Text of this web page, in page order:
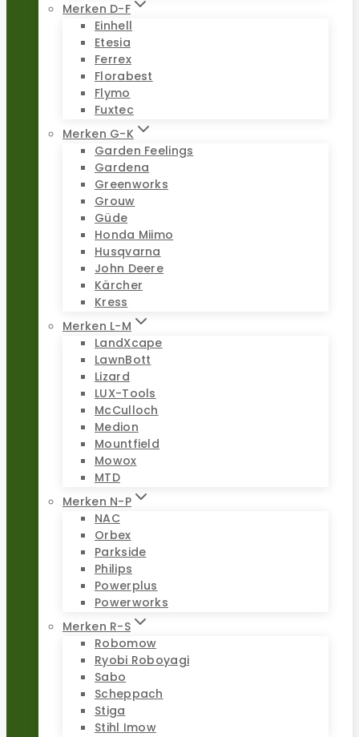
Merken D-F
Einhell
Etesia
Ferrex
Florabest
Flymo
Fuxtec
Merken G-K
Garden Feelings
Gardena
Greenworks
Grouw
Güde
Honda Miimo
Husqvarna
John Deere
Kärcher
Kress
Merken L-M
LandXcape
LawnBott
Lizard
LUX-Tools
McCulloch
Medion
Mountfield
Mowox
MTD
Merken N-P
NAC
Orbex
Parkside
Philips
Powerplus
Powerworks
Merken R-S
Robomow
Ryobi Roboyagi
Sabo
Scheppach
Stiga
Stihl Imow